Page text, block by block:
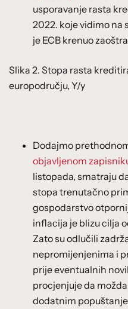
usporavanje rasta
2022. koje vidimo na
je ECB krenuo
Slika 2. Stopa rasta
europodručju, Y/y
Dodajmo
objavljenom
listopada, smatraju
stopa trenutačno
gospodarstvo
inflacija je blizu cilja
Zato su odlučili
nepromijenjenima i
prije eventualnih
procjenjuje da
dodatnim